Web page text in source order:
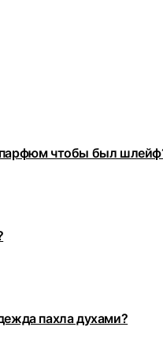
парфюм чтобы был
пахла духами?